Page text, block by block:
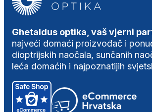
Ghetaldus optika, vaš vjerni
najveći domaći proizvođač i
dioptrijskih naočala, sunčanih
leća domaćih i najpoznatijih